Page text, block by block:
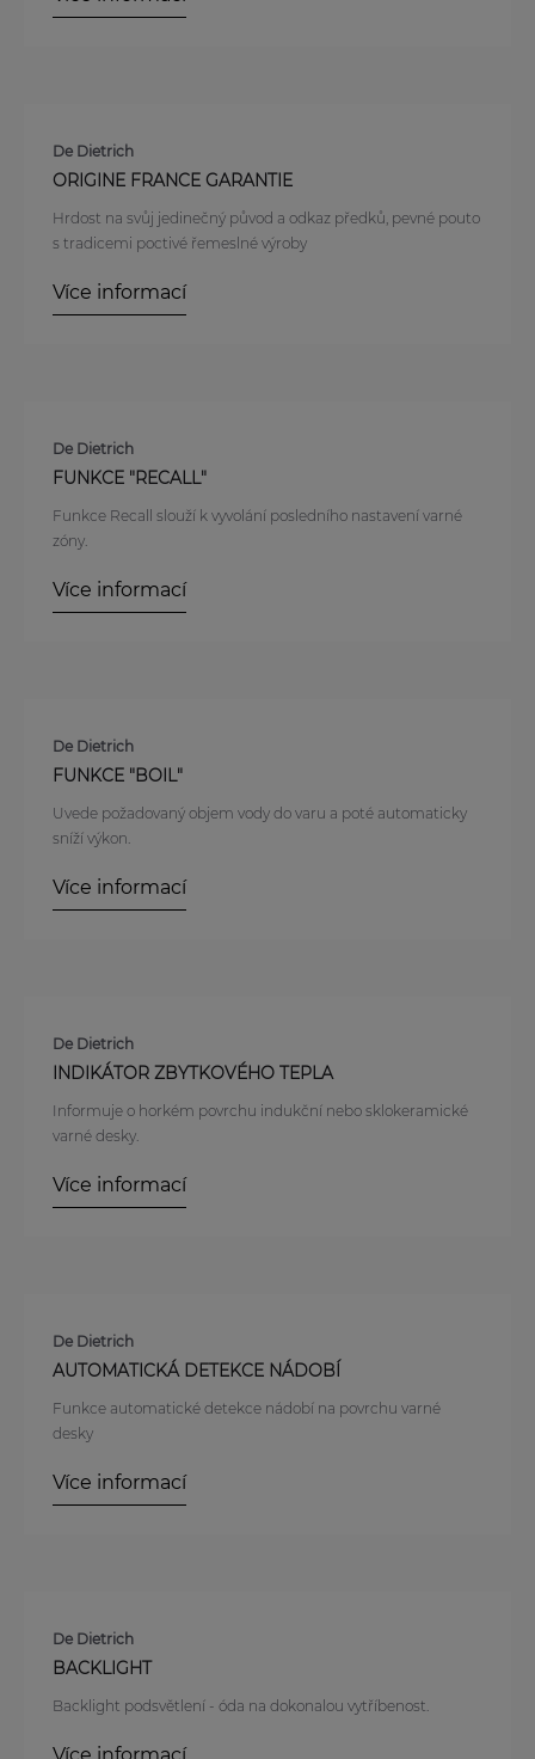
De Dietrich
ORIGINE FRANCE GARANTIE
Hrdost na svůj jedinečný původ a odkaz předků, pevné pouto
s tradicemi poctivé řemeslné výroby
Více informací
De Dietrich
FUNKCE "RECALL"
Funkce Recall slouží k vyvolání posledního nastavení varné
zóny.
Více informací
De Dietrich
FUNKCE "BOIL"
Uvede požadovaný objem vody do varu a poté automaticky
sníží výkon.
Více informací
De Dietrich
INDIKÁTOR ZBYTKOVÉHO TEPLA
Informuje o horkém povrchu indukční nebo sklokeramické
varné desky.
Více informací
De Dietrich
AUTOMATICKÁ DETEKCE NÁDOBÍ
Funkce automatické detekce nádobí na povrchu varné
desky
Více informací
De Dietrich
BACKLIGHT
Backlight podsvětlení - óda na dokonalou vytříbenost.